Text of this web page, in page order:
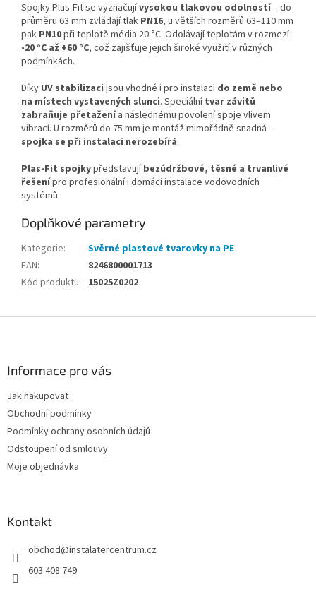
Spojky Plas-Fit se vyznačujívysokou tlakovou odolností– do
průměru 63 mm zvládají tlak PN16, u větších rozměrů 63–110 mm
pak PN10při teplotě média 20 °C. Odolávají teplotám v rozmezí
-20 °C až +60 °C, což zajišťuje jejich široké využití v různých
podmínkách.
Díky UV stabilizaci jsou vhodné i pro instalaci do země nebo
na místech vystavených slunci. Speciálnítvar závitů
zabraňuje přetaženía následnému povolení spoje vlivem
vibrací. U rozměrů do 75 mm je montáž mimořádně snadná –
spojka se při instalaci nerozebírá.
Plas-Fit spojkypředstavujíbezúdržbové, těsné a trvanlivé
řešenípro profesionální i domácí instalace vodovodních
systémů.
Doplňkové parametry
Kategorie:
Svěrné plastové tvarovky na PE
EAN:
8246800001713
Kód produktu: 15025Z0202
Informace pro vás
Jak nakupovat
Obchodní podmínky
Podmínky ochrany osobních údajů
Odstoupení od smlouvy
Moje objednávka
Kontakt
obchod@instalatercentrum.cz
603 408 749